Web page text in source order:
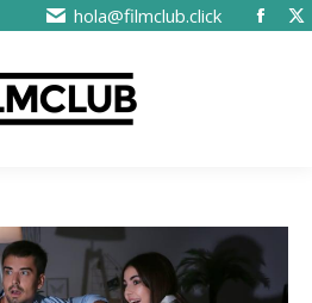
hola@filmclub.click